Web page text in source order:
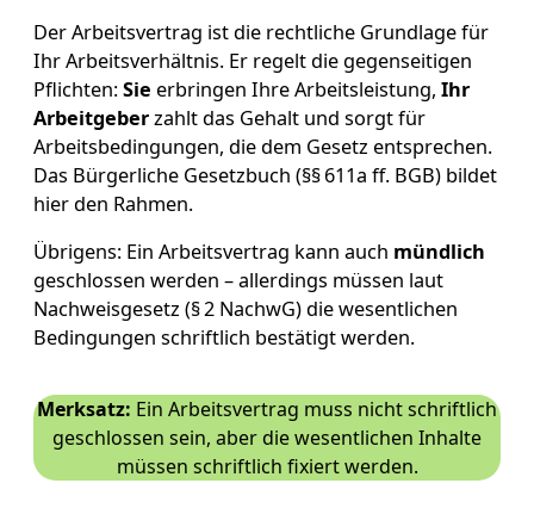
Der Arbeitsvertrag ist die rechtliche Grundlage für
Ihr Arbeitsverhältnis. Er regelt die gegenseitigen
Pflichten:Sie erbringen Ihre Arbeitsleistung, Ihr
Arbeitgeberzahlt das Gehalt und sorgt für
Arbeitsbedingungen, die dem Gesetz entsprechen.
Das Bürgerliche Gesetzbuch (§§ 611a ff. BGB) bildet
hier den Rahmen.
Übrigens: Ein Arbeitsvertrag kann auch mündlich
geschlossen werden – allerdings müssen laut
Nachweisgesetz (§ 2 NachwG) die wesentlichen
Bedingungen schriftlich bestätigt werden.
Merksatz: Ein Arbeitsvertrag muss nicht schriftlich
geschlossen sein, aber die wesentlichen Inhalte
müssen schriftlich fixiert werden.